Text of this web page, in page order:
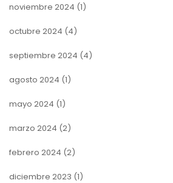
noviembre 2024 (1)
octubre 2024 (4)
septiembre 2024 (4)
agosto 2024 (1)
mayo 2024 (1)
marzo 2024 (2)
febrero 2024 (2)
diciembre 2023 (1)